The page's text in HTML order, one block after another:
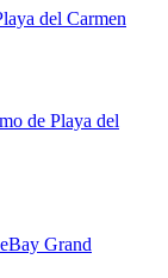
del Carmen
de Playa del
Grand